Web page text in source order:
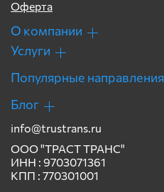
Оферта
О компании
Услуги
Популярные направления
Блог
info@trustrans.ru
ООО "ТРАСТ ТРАНС"
ИНН : 9703071361
КПП : 770301001